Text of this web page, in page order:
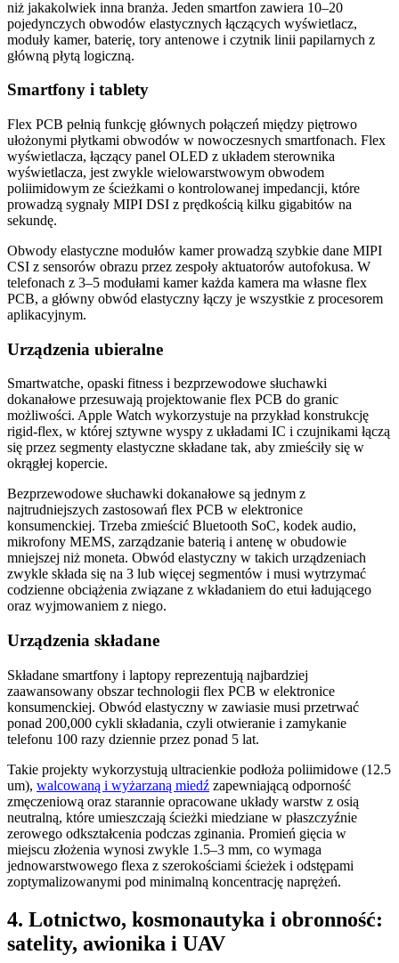
niż jakakolwiek inna branża. Jeden smartfon zawiera 10–20
pojedynczych obwodów elastycznych łączących wyświetlacz,
moduły kamer, baterię, tory antenowe i czytnik linii papilarnych z
główną płytą logiczną.
Smartfony i tablety
Flex PCB pełnią funkcję głównych połączeń między piętrowo
ułożonymi płytkami obwodów w nowoczesnych smartfonach. Flex
wyświetlacza, łączący panel OLED z układem sterownika
wyświetlacza, jest zwykle wielowarstwowym obwodem
poliimidowym ze ścieżkami o kontrolowanej impedancji, które
prowadzą sygnały MIPI DSI z prędkością kilku gigabitów na
sekundę.
Obwody elastyczne modułów kamer prowadzą szybkie dane MIPI
CSI z sensorów obrazu przez zespoły aktuatorów autofokusa. W
telefonach z 3–5 modułami kamer każda kamera ma własne flex
PCB, a główny obwód elastyczny łączy je wszystkie z procesorem
aplikacyjnym.
Urządzenia ubieralne
Smartwatche, opaski fitness i bezprzewodowe słuchawki
dokanałowe przesuwają projektowanie flex PCB do granic
możliwości. Apple Watch wykorzystuje na przykład konstrukcję
rigid-flex, w której sztywne wyspy z układami IC i czujnikami łączą
się przez segmenty elastyczne składane tak, aby zmieściły się w
okrągłej kopercie.
Bezprzewodowe słuchawki dokanałowe są jednym z
najtrudniejszych zastosowań flex PCB w elektronice
konsumenckiej. Trzeba zmieścić Bluetooth SoC, kodek audio,
mikrofony MEMS, zarządzanie baterią i antenę w obudowie
mniejszej niż moneta. Obwód elastyczny w takich urządzeniach
zwykle składa się na 3 lub więcej segmentów i musi wytrzymać
codzienne obciążenia związane z wkładaniem do etui ładującego
oraz wyjmowaniem z niego.
Urządzenia składane
Składane smartfony i laptopy reprezentują najbardziej
zaawansowany obszar technologii flex PCB w elektronice
konsumenckiej. Obwód elastyczny w zawiasie musi przetrwać
ponad 200,000 cykli składania, czyli otwieranie i zamykanie
telefonu 100 razy dziennie przez ponad 5 lat.
Takie projekty wykorzystują ultracienkie podłoża poliimidowe (12.5
um), walcowaną i wyżarzaną miedź zapewniającą odporność
zmęczeniową oraz starannie opracowane układy warstw z osią
neutralną, które umieszczają ścieżki miedziane w płaszczyźnie
zerowego odkształcenia podczas zginania. Promień gięcia w
miejscu złożenia wynosi zwykle 1.5–3 mm, co wymaga
jednowarstwowego flexa z szerokościami ścieżek i odstępami
zoptymalizowanymi pod minimalną koncentrację naprężeń.
4. Lotnictwo, kosmonautyka i obronność:
satelity, awionika i UAV